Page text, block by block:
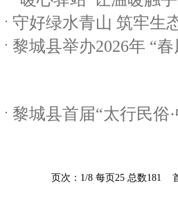
守好绿水青山 筑牢生
黎城县举办2026年 “
黎城县首届“太行民俗
页次：1/8 每页25 总数181